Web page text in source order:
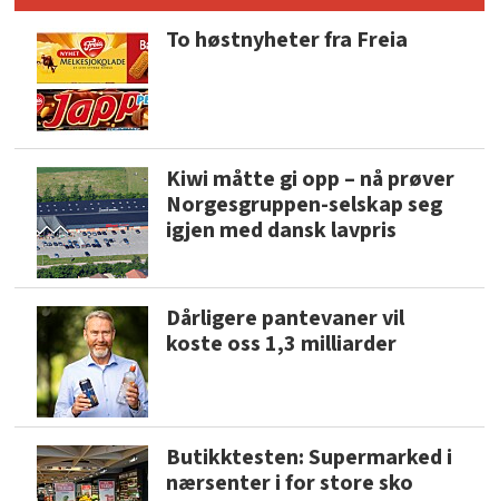
To høstnyheter fra Freia
Kiwi måtte gi opp – nå prøver
Norgesgruppen-selskap seg
igjen med dansk lavpris
Dårligere pantevaner vil
koste oss 1,3 milliarder
Butikktesten: Supermarked i
nærsenter i for store sko